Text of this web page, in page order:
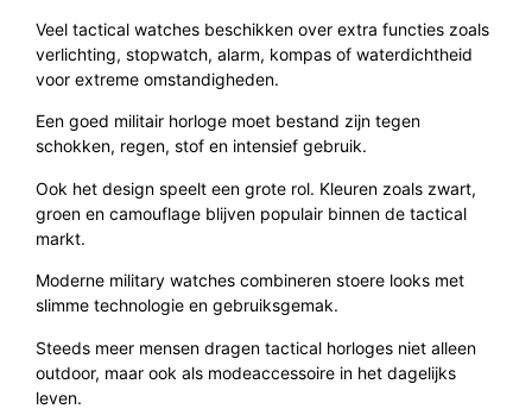
Veel tactical watches beschikken over extra functies zoals
verlichting, stopwatch, alarm, kompas of waterdichtheid
voor extreme omstandigheden.
Een goed militair horloge moet bestand zijn tegen
schokken, regen, stof en intensief gebruik.
Ook het design speelt een grote rol. Kleuren zoals zwart,
groen en camouflage blijven populair binnen de tactical
markt.
Moderne military watches combineren stoere looks met
slimme technologie en gebruiksgemak.
Steeds meer mensen dragen tactical horloges niet alleen
outdoor, maar ook als modeaccessoire in het dagelijks
leven.